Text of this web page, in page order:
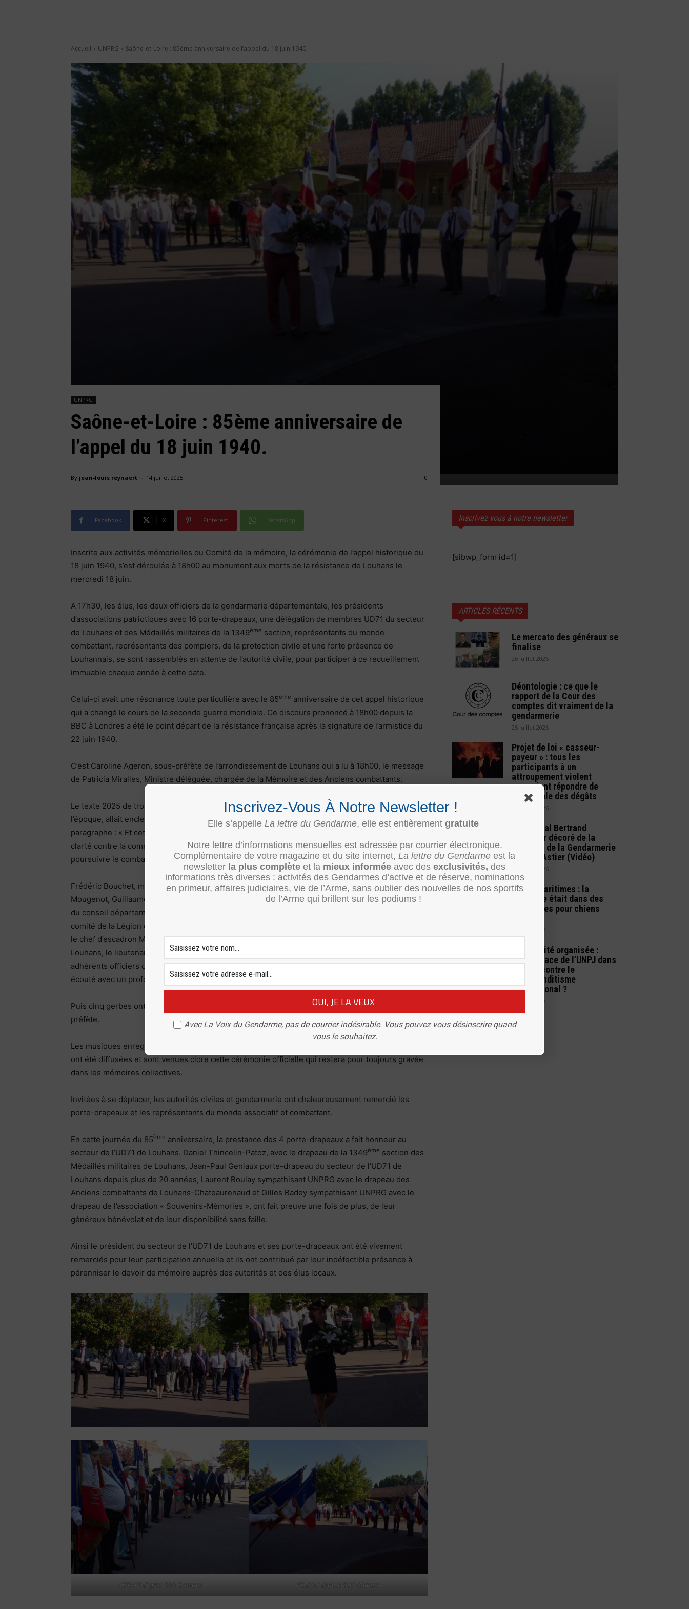
Accueil UNPRG Saône-et-Loire : 85ème anniversaire de l’appel du 18 juin 1940.
KODAK Digital Still Camera
UNPRG
Saône-et-Loire : 85ème anniversaire de
l’appel du 18 juin 1940.
By jean-louis reynaert - 14 juillet 2025 0
Facebook X Pinterest WhatsApp
Inscrite aux activités mémorielles du Comité de la mémoire, la cérémonie de l’appel historique du
18 juin 1940, s’est déroulée à 18h00 au monument aux morts de la résistance de Louhans le
mercredi 18 juin.
A 17h30, les élus, les deux officiers de la gendarmerie départementale, les présidents
d’associations patriotiques avec 16 porte-drapeaux, une délégation de membres UD71 du secteur
de Louhans et des Médaillés militaires de la 1349ème section, représentants du monde
combattant, représentants des pompiers, de la protection civile et une forte présence de
Louhannais, se sont rassemblés en attente de l’autorité civile, pour participer à ce recueillement
immuable chaque année à cette date.
Celui-ci avait une résonance toute particulière avec le 85ème anniversaire de cet appel historique
qui a changé le cours de la seconde guerre mondiale. Ce discours prononcé à 18h00 depuis la
BBC à Londres a été le point départ de la résistance française après la signature de l’armistice du
22 juin 1940.
C’est Caroline Ageron, sous-préfète de l’arrondissement de Louhans qui a lu à 18h00, le message
de Patricia Miralles, Ministre déléguée, chargée de la Mémoire et des Anciens combattants.
Le texte 2025 de trois pages a rappelé combien la voix du général De Gaulle alors inconnu à
l’époque, allait enclencher le ralliement de ceux et de celles qui refusaient la défaite. Le
paragraphe : « Et cette parole devint combat, un combat de l’esprit et du cœur, le combat de la
clarté contre la compromission, du sursaut contre l’effondrement », illustre cette volonté de
poursuivre le combat qui a conduit à la victoire alliée du 08 mai 1945.
Frédéric Bouchet, maire de Louhans-Châteaurenaud, accompagné de son 1
adjoint Jacques
Mougenot, Guillaume Badet, conseiller régional de Saône-et-Loire, Anthony Vadot, vice-président
du conseil départemental, le général de gendarmerie (2s) Yves Conchaudron, président du
comité de la Légion d’honneur de Louhans, officier adhérent retraité au secteur UD71 de Louhans,
le chef d’escadron Michaël Pietra, commandant la compagnie de gendarmerie départementale de
Louhans, le lieutenant Ludovic Velikonia, commandant la communauté de brigades de Louhans,
adhérents officiers d’active au secteur UD71 de Louhans et toutes les personnes présentes, ont
écouté avec un profond recueillement le message ministériel de ce 85ème anniversaire.
Puis cinq gerbes ont été déposées par les élus, représentants du Souvenir Français et la sous-
préfète.
Les musiques enregistrées de la sonnerie aux morts, de la Marseillaise et du Chant des partisans
ont été diffusées et sont venues clore cette cérémonie officielle qui restera pour toujours gravée
dans les mémoires collectives.
Invitées à se déplacer, les autorités civiles et gendarmerie ont chaleureusement remercié les
porte-drapeaux et les représentants du monde associatif et combattant.
En cette journée du 85ème anniversaire, la prestance des 4 porte-drapeaux a fait honneur au
secteur de l’UD71 de Louhans. Daniel Thincelin-Patoz, avec le drapeau de la 1349ème section des
Médaillés militaires de Louhans, Jean-Paul Geniaux porte-drapeau du secteur de l’UD71 de
Louhans depuis plus de 20 années, Laurent Boulay sympathisant UNPRG avec le drapeau des
Anciens combattants de Louhans-Chateaurenaud et Gilles Badey sympathisant UNPRG avec le
drapeau de l’association « Souvenirs-Mémories », ont fait preuve une fois de plus, de leur
généreux bénévolat et de leur disponibilité sans faille.
Ainsi le président du secteur de l’UD71 de Louhans et ses porte-drapeaux ont été vivement
remerciés pour leur participation annuelle et ils ont contribué par leur indéfectible présence à
pérenniser le devoir de mémoire auprès des autorités et des élus locaux.
KODAK Digital Still Camera KODAK Digital Still Camera
Inscrivez vous à notre newsletter
[sibwp_form id=1]
ARTICLES RÉCENTS
Le mercato des généraux se
finalise
26 juillet 2026
Déontologie : ce que le
rapport de la Cour des
comptes dit vraiment de la
gendarmerie
25 juillet 2026
Projet de loi « casseur-
payeur » : tous les
participants à un
attroupement violent
pourraient répondre de
l’ensemble des dégâts
22 juillet 2026
Le général Bertrand
Cavallier décoré de la
médaille de la Gendarmerie
à Saint-Astier (Vidéo)
14 juillet 2026
Alpes-Maritimes : la
kétamine était dans des
croquettes pour chiens
9 juillet 2026
Criminalité organisée :
quelle place de l’UNPJ dans
la lutte contre le
narcobanditisme
international ?
1 juillet 2026
Inscrivez-Vous À Notre Newsletter !
Elle s’appelle La lettre du Gendarme, elle est entièrement gratuite
Notre lettre d’informations mensuelles est adressée par courrier électronique.
Complémentaire de votre magazine et du site internet, La lettre du Gendarme est la
newsletter la plus complète et la mieux informée avec des exclusivités, des
informations très diverses : activités des Gendarmes d’active et de réserve, nominations
en primeur, affaires judiciaires, vie de l’Arme, sans oublier des nouvelles de nos sportifs
de l’Arme qui brillent sur les podiums !
Avec La Voix du Gendarme, pas de courrier indésirable. Vous pouvez vous désinscrire quand
vous le souhaitez.